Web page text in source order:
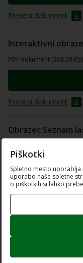
Prenesi dokument
Interaktivni
PDF dokument (268.58 Kb)
Prenesi dokument
Obrazec Seznam
Prenesi dokument
Seznam kurilnih
Prenesi dokument
Seznam toplotnih
Piškotki
Spletno mesto
uporabo naše spletne
o piškotkih si lahko